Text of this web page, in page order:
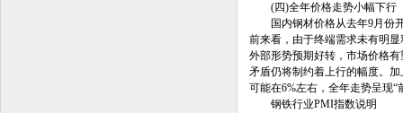
(四)全年价格走势小幅下行
国内钢材价格从去年9月份开
前来看，由于终端需求未有明
外部形势预期好转，市场价格
矛盾仍将制约着上行的幅度。
可能在6%左右，全年走势呈现
钢铁行业PMI指数说明